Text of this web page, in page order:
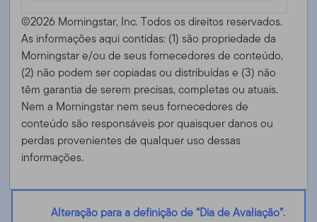
©2026 Morningstar, Inc. Todos os direitos reservados.
As informações aqui contidas: (1) são propriedade da
Morningstar e/ou de seus fornecedores de conteúdo,
(2) não podem ser copiadas ou distribuídas e (3) não
têm garantia de serem precisas, completas ou atuais.
Nem a Morningstar nem seus fornecedores de
conteúdo são responsáveis ​​por quaisquer danos ou
perdas provenientes de qualquer uso dessas
informações.
Alteração para a definição de “Dia de Avaliação”.